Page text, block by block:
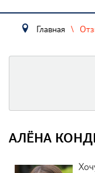
Главная
АЛЁНА